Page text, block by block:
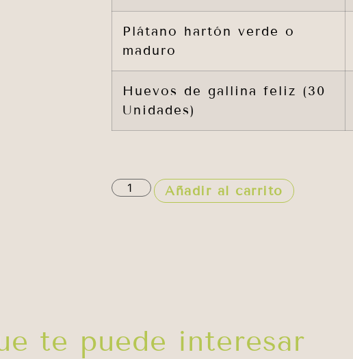
Plátano hartón verde o
maduro
Huevos de gallina feliz (30
Unidades)
Añadir al carrito
te puede interesar